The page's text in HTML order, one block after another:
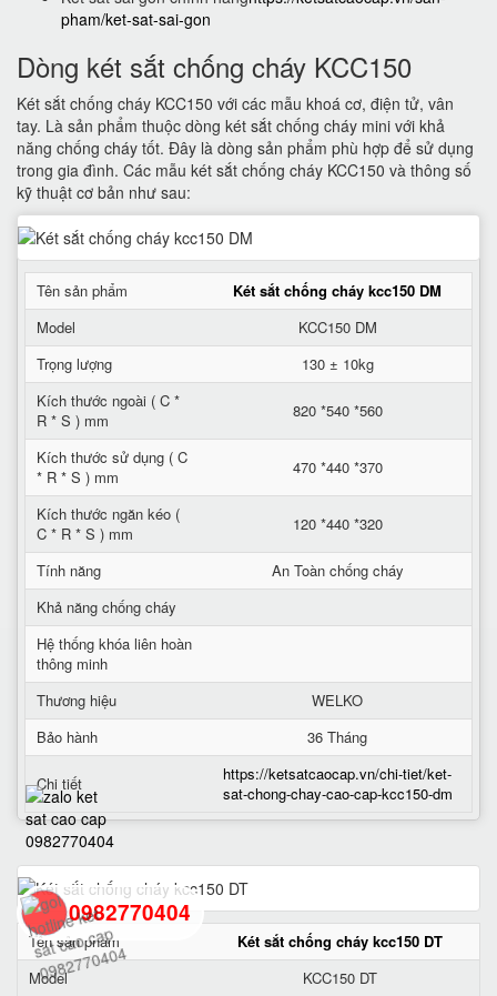
pham/ket-sat-sai-gon
Dòng két sắt chống cháy KCC150
Két sắt chống cháy KCC150 với các mẫu khoá cơ, điện tử, vân
tay. Là sản phẩm thuộc dòng két sắt chống cháy mini với khả
năng chống cháy tốt. Đây là dòng sản phẩm phù hợp để sử dụng
trong gia đình. Các mẫu két sắt chống cháy KCC150 và thông số
kỹ thuật cơ bản như sau:
Tên sản phẩm
Két sắt chống cháy kcc150 DM
Model
KCC150 DM
Trọng lượng
130 ± 10kg
Kích thước ngoài ( C *
R * S ) mm
820 *540 *560
Kích thước sử dụng ( C
* R * S ) mm
470 *440 *370
Kích thước ngăn kéo (
C * R * S ) mm
120 *440 *320
Tính năng
An Toàn chống cháy
Khả năng chống cháy
Hệ thống khóa liên hoàn
thông minh
Thương hiệu
WELKO
Bảo hành
36 Tháng
Chi tiết
https://ketsatcaocap.vn/chi-tiet/ket-
sat-chong-chay-cao-cap-kcc150-dm
Tên sản phẩm
Két sắt chống cháy kcc150 DT
Model
KCC150 DT
0982770404